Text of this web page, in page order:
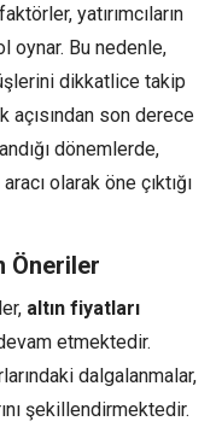
yatırımcıların
oynar. Bu nedenle,
dikkatlice takip
açısından son derece
dönemlerde,
olarak öne çıktığı
Öneriler
altın fiyatları
etmektedir.
dalgalanmalar,
şekillendirmektedir.